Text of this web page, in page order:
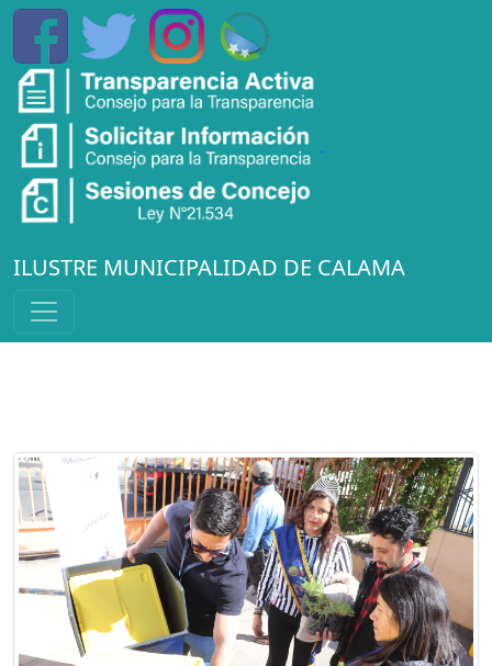
ILUSTRE MUNICIPALIDAD DE CALAMA